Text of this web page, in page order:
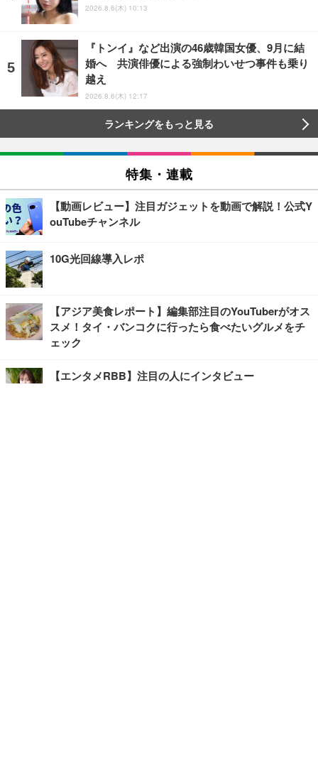
2026.8.6(木) 10:13
『トンイ』など出演の46歳韓国女優、9月に結
婚へ 共演俳優による強制わいせつ事件も乗り
越え
2026.8.6(木) 12:17
ランキングをもっと見る
特集・連載
【動画レビュー】注目ガジェットを動画で解説！公式Y
ouTubeチャンネル
10G光回線導入レポ
【アジア美食レポート】編集部注目のYouTuberがオス
スメ！タイ・バンコクに行ったら食べたいグルメをチ
ェック
【エンタメRBB】注目の人にインタビュー